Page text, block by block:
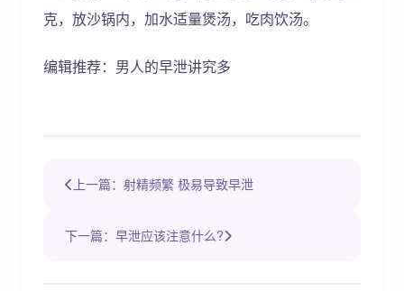
克，放沙锅内，加水适量煲汤，吃肉饮汤。
编辑推荐：男人的早泄讲究多
上一篇：射精频繁 极易导致早泄
下一篇：早泄应该注意什么?